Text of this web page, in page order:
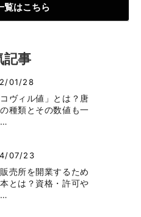
覧はこちら
記事
01/28
コヴィル値」とは？唐
種類とその数値も一
07/23
売所を開業するため
とは？資格・許可や
…